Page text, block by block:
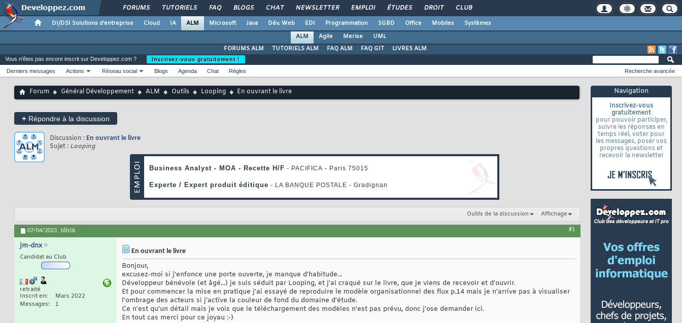
FORUMS TUTORIELS FAQ BLOGS CHAT NEWSLETTER EMPLOI ÉTUDES DROIT CLUB
DI/DSI Solutions d'entreprise Cloud IA ALM Microsoft Java Dév. Web EDI Programmation SGBD Office Mobiles
Systèmes
ALM
Agile Merise
UML
FORUMS ALM
TUTORIELS ALM FAQ ALM FAQ GIT LIVRES ALM
Navigation
Inscrivez-vous
gratuitement
pour pouvoir participer,
suivre les réponses en
temps réel, voter pour
les messages, poser vos
propres questions et
recevoir la newsletter
Vous n'êtes pas encore inscrit sur Developpez.com ?
Inscrivez-vous gratuitement !
Derniers messages
Actions Réseau social Blogs Agenda Chat Règles Recherche avancée
Forum Général Développement ALM Outils Looping En ouvrant le livre
+ Répondre à la discussion
Discussion : En ouvrant le livre
Sujet : Looping
Outils de la discussion Affichage
07/04/2023, 16h56 #1
jm-dnx
Candidat au Club
retraité
Inscrit en
Mars 2022
Messages
1
En ouvrant le livre
Bonjour,
excusez-moi si j'enfonce une porte ouverte, je manque d'habitude...
Développeur bénévole (et âgé...) je suis séduit par Looping, et j'ai craqué sur le livre, que je viens de recevoir et d'ouvrir.
Et pour commencer la mise en pratique j'ai essayé de reproduire le modèle organisationnel des flux p.14 mais je n'arrive pas à visualiser
l'ombrage des acteurs si j'active la couleur de fond du domaine d'étude.
Ce n'est qu'un détail mais je vois que le téléchargement des modèles n'est pas prévu, donc j'ose demander ici.
En tout cas merci pour ce joyau :-)